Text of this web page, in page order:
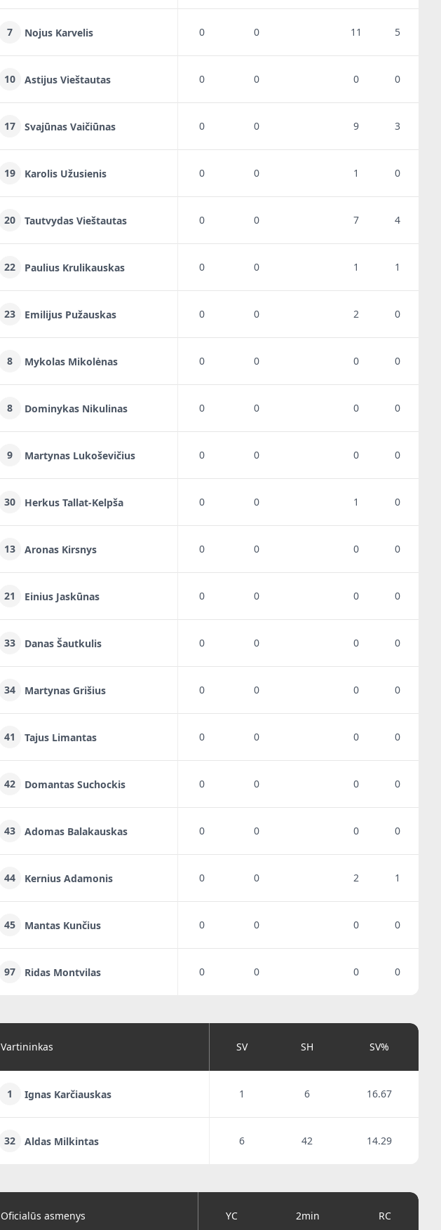
7 Nojus Karvelis 0 0 11 5
10 Astijus Vieštautas 0 0 0 0
17 Svajūnas Vaičiūnas 0 0 9 3
19 Karolis Užusienis 0 0 1 0
20 Tautvydas Vieštautas 0 0 7 4
22 Paulius Krulikauskas 0 0 1 1
23 Emilijus Pužauskas 0 0 2 0
8 Mykolas Mikolėnas 0 0 0 0
8 Dominykas Nikulinas 0 0 0 0
9 Martynas Lukoševičius 0 0 0 0
30 Herkus Tallat-Kelpša 0 0 1 0
13 Aronas Kirsnys 0 0 0 0
21 Einius Jaskūnas 0 0 0 0
33 Danas Šautkulis 0 0 0 0
34 Martynas Grišius 0 0 0 0
41 Tajus Limantas 0 0 0 0
42 Domantas Suchockis 0 0 0 0
43 Adomas Balakauskas 0 0 0 0
44 Kernius Adamonis 0 0 2 1
45 Mantas Kunčius 0 0 0 0
97 Ridas Montvilas 0 0 0 0
Vartininkas SV SH SV%
1 Ignas Karčiauskas 1 6 16.67
32 Aldas Milkintas 6 42 14.29
Oficialūs asmenys YC 2min RC